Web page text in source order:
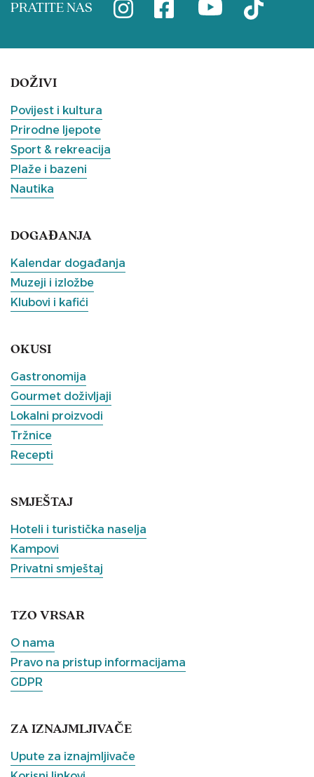
PRATITE NAS
DOŽIVI
Povijest i kultura
Prirodne ljepote
Sport & rekreacija
Plaže i bazeni
Nautika
DOGAĐANJA
Kalendar događanja
Muzeji i izložbe
Klubovi i kafići
OKUSI
Gastronomija
Gourmet doživljaji
Lokalni proizvodi
Tržnice
Recepti
SMJEŠTAJ
Hoteli i turistička naselja
Kampovi
Privatni smještaj
TZO VRSAR
O nama
Pravo na pristup informacijama
GDPR
ZA IZNAJMLJIVAČE
Upute za iznajmljivače